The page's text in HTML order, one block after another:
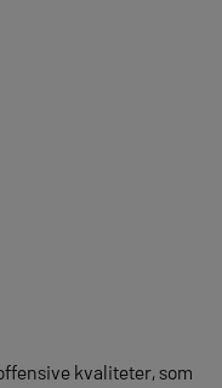
kvaliteter, som